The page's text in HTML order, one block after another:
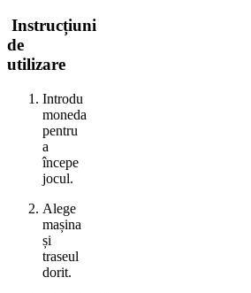
Instrucțiuni
de
utilizare
Introdu
moneda
pentru
a
începe
jocul.
Alege
mașina
și
traseul
dorit.